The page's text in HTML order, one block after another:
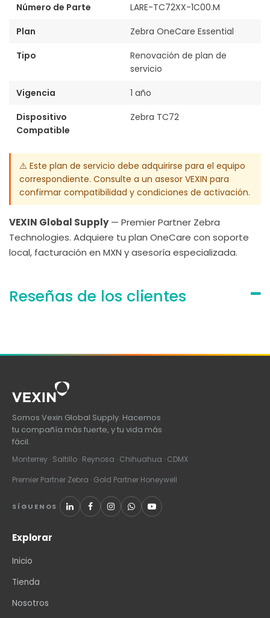
Número de Parte
LARE-TC72XX-1C00.M
Plan
Zebra OneCare Essential
Tipo
Renovación de plan de
servicio
Vigencia
1 año
Dispositivo
Compatible
Zebra TC72
⚠️ Este plan de servicio debe adquirirse para el equipo
correspondiente. Consulte a un asesor VEXIN para
confirmar compatibilidad y condiciones de activación.
VEXIN Global Supply— Premier Partner Zebra
Technologies. Adquiere tu plan OneCare con soporte
local, facturación en MXN y asesoría especializada.
Reseñas de los clientes
Somos Vexin Global Supply. Hacemos
tu compañía más fuerte, y tu vida más
fácil.
Monterrey · Saltillo · Reynosa · Chihuahua · CDMX
Premier Partner Zebra · Gold Partner Honeywell
SÍGUENOS
Explorar
Inicio
Tienda
Nosotros